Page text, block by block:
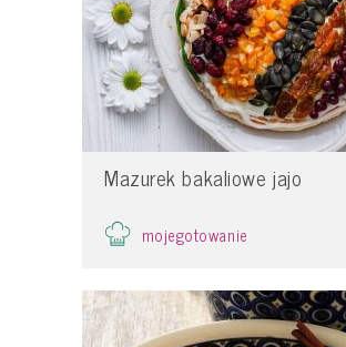
Mazurek bakaliowe jajo
mojegotowanie